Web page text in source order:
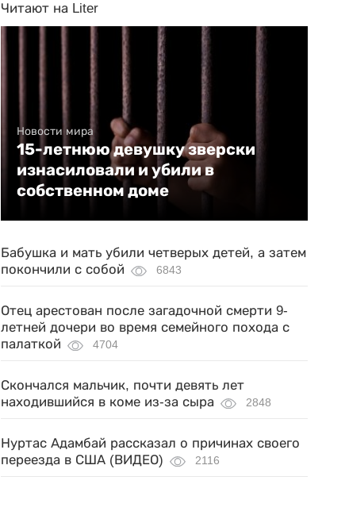
Читают на Liter
Новости мира
15-летнюю девушку зверски
изнасиловали и убили в
собственном доме
Бабушка и мать убили четверых детей, а затем
покончили с собой
6843
Отец арестован после загадочной смерти 9-
летней дочери во время семейного похода с
палаткой
4704
Скончался мальчик, почти девять лет
находившийся в коме из-за сыра
2848
Нуртас Адамбай рассказал о причинах своего
переезда в США (ВИДЕО)
2116